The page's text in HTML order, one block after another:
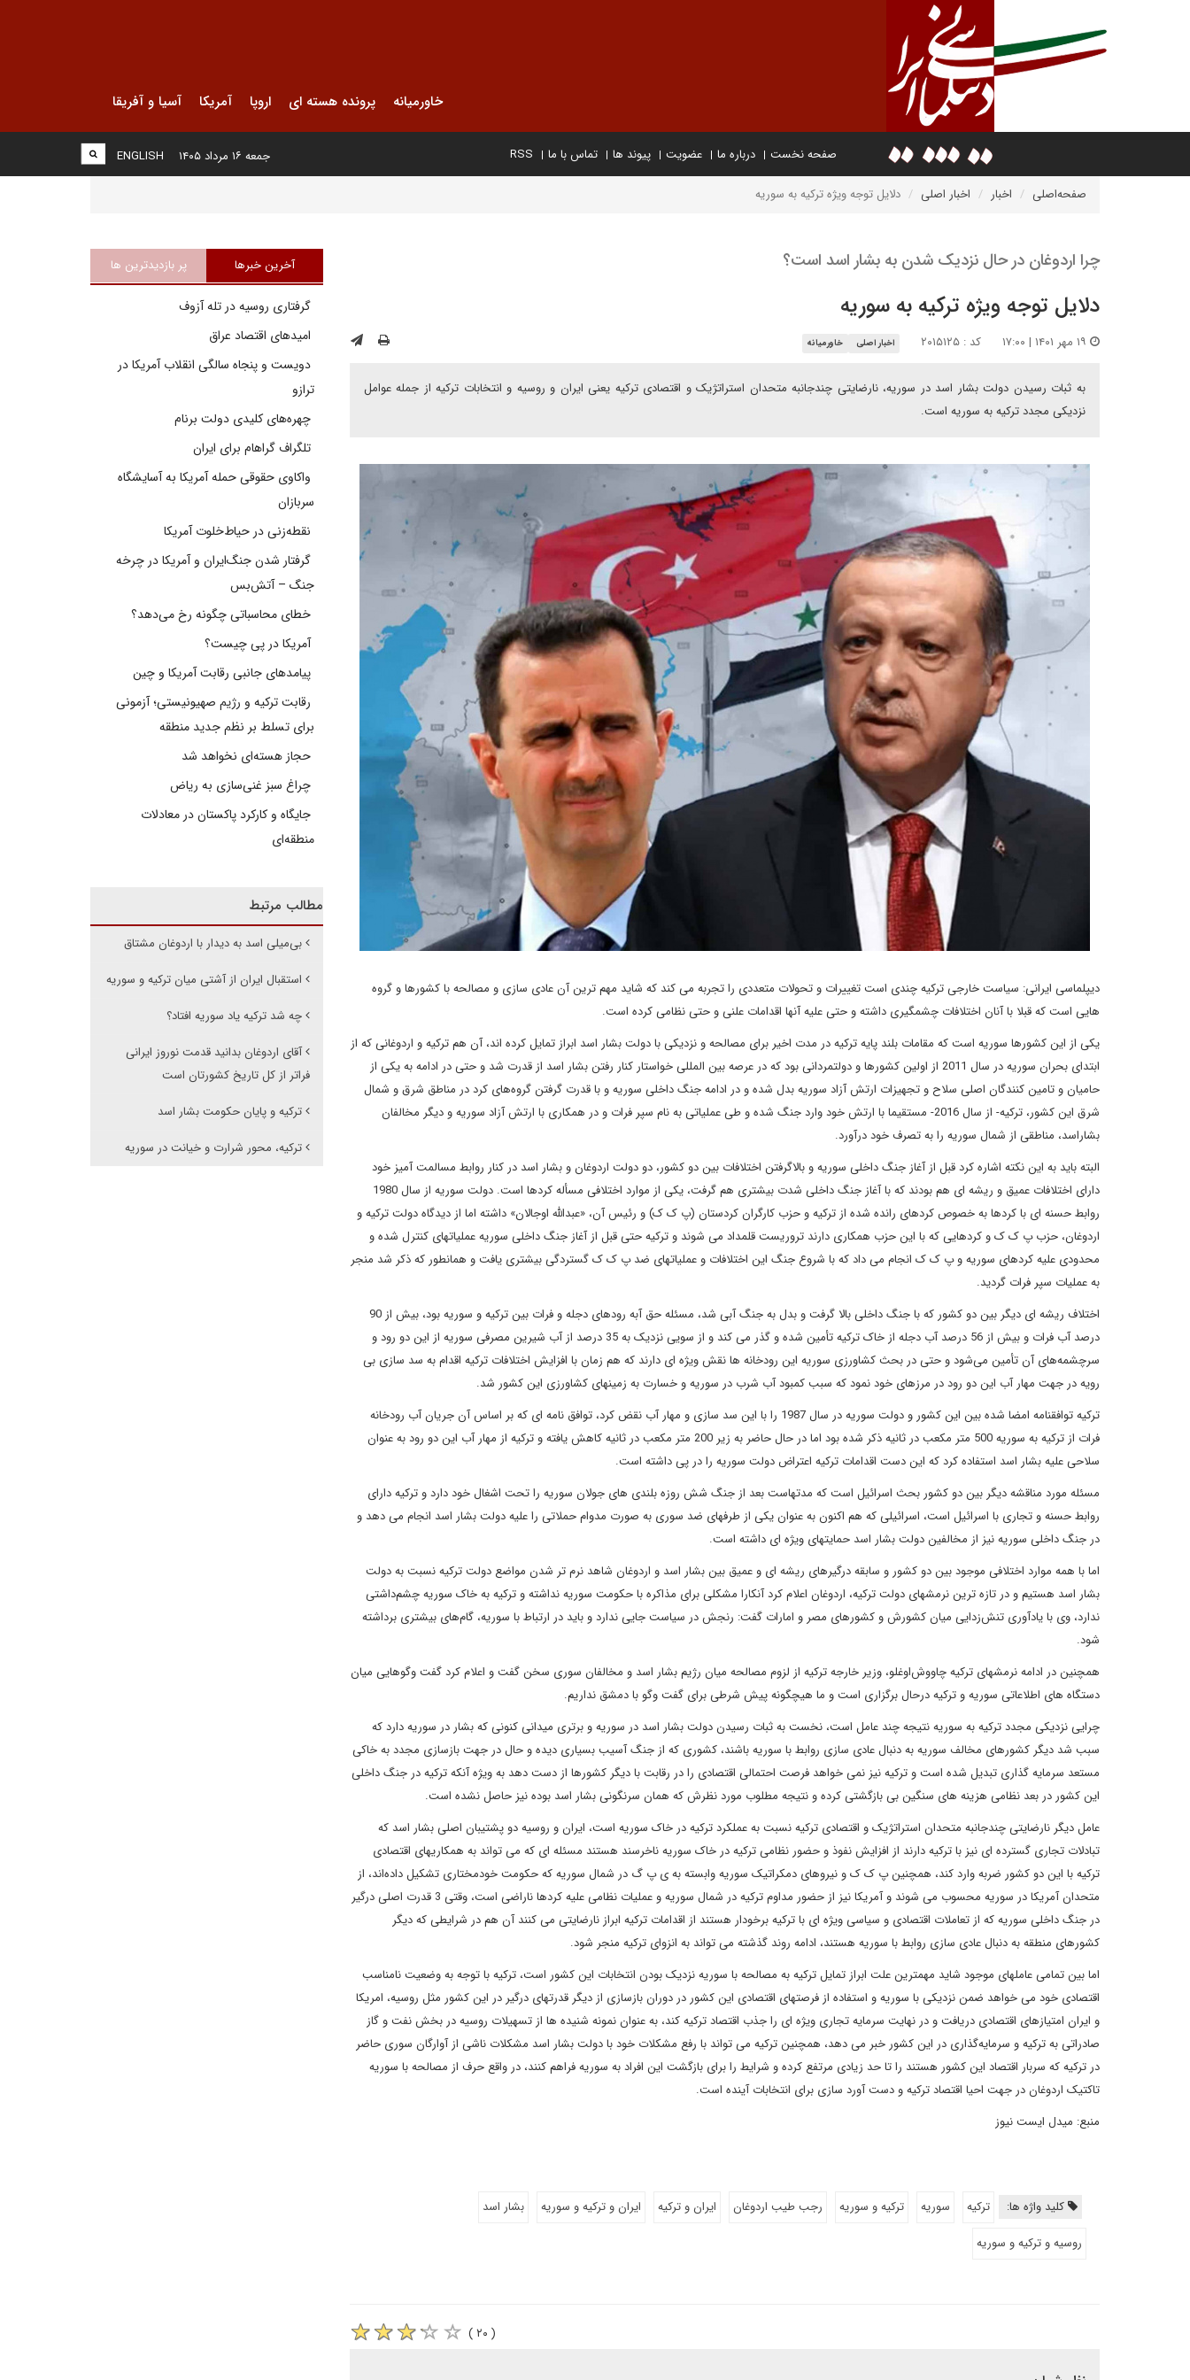
خاورمیانه پرونده هسته ای اروپا آمریکا آسیا و آفریقا
صفحه نخست درباره ما عضویت پیوند ها تماس با ما RSS
ENGLISH جمعه ۱۶ مرداد ۱۴۰۵
صفحه‌اصلی اخبار اخبار اصلی دلایل توجه ویژه ترکیه به سوریه
چرا اردوغان در حال نزدیک شدن به بشار اسد است؟
دلایل توجه ویژه ترکیه به سوریه
کد : ۲۰۱۵۱۲۵ اخبار اصلی خاورمیانه
به ثبات رسیدن دولت بشار اسد در سوریه، نارضایتی چندجانبه متحدان استراتژیک و اقتصادی ترکیه یعنی ایران و روسیه و انتخابات ترکیه از جمله عوامل
نزدیکی مجدد ترکیه به سوریه است.
دیپلماسی ایرانی: سیاست خارجی ترکیه چندی است تغییرات و تحولات متعددی را تجربه می کند که شاید مهم ترین آن عادی سازی و مصالحه با کشورها و گروه
هایی است که قبلا با آنان اختلافات چشمگیری داشته و حتی علیه آنها اقدامات علنی و حتی نظامی کرده است.
یکی از این کشورها سوریه است که مقامات بلند پایه ترکیه در مدت اخیر برای مصالحه و نزدیکی با دولت بشار اسد ابراز تمایل کرده اند، آن هم ترکیه و اردوغانی که از
ابتدای بحران سوریه در سال 2011 از اولین کشورها و دولتمردانی بود که در عرصه بین المللی خواستار کنار رفتن بشار اسد از قدرت شد و حتی در ادامه به یکی از
حامیان و تامین کنندگان اصلی سلاح و تجهیزات ارتش آزاد سوریه بدل شده و در ادامه جنگ داخلی سوریه و با قدرت گرفتن گروه‌های کرد در مناطق شرق و شمال
شرق این کشور، ترکیه- از سال 2016- مستقیما با ارتش خود وارد جنگ شده و طی عملیاتی به نام سپر فرات و در همکاری با ارتش آزاد سوریه و دیگر مخالفان
بشاراسد، مناطقی از شمال سوریه را به تصرف خود درآورد.
البته باید به این نکته اشاره کرد قبل از آغاز جنگ داخلی سوریه و بالاگرفتن اختلافات بین دو کشور، دو دولت اردوغان و بشار اسد در کنار روابط مسالمت آمیز خود
دارای اختلافات عمیق و ریشه ای هم بودند که با آغاز جنگ داخلی شدت بیشتری هم گرفت، یکی از موارد اختلافی مسأله کردها است. دولت سوریه از سال 1980
روابط حسنه ای با کردها به خصوص کردهای رانده شده از ترکیه و حزب کارگران کردستان (پ ک ک) و رئیس آن، «عبدالله اوجالان» داشته اما از دیدگاه دولت ترکیه و
اردوغان، حزب پ ک ک و کردهایی که با این حزب همکاری دارند تروریست قلمداد می شوند و ترکیه حتی قبل از آغاز جنگ داخلی سوریه عملیاتهای کنترل شده و
محدودی علیه کردهای سوریه و پ ک ک انجام می داد که با شروع جنگ این اختلافات و عملیاتهای ضد پ ک ک گستردگی بیشتری یافت و همانطور که ذکر شد منجر
به عملیات سپر فرات گردید.
اختلاف ریشه ای دیگر بین دو کشور که با جنگ داخلی بالا گرفت و بدل به جنگ آبی شد، مسئله حق آبه رود‌های دجله و فرات بین ترکیه و سوریه بود، بیش از 90
درصد آب فرات و بیش از 56 درصد آب دجله از خاک ترکیه تأمین شده و گذر می کند و از سویی نزدیک به 35 درصد از آب شیرین مصرفی سوریه از این دو رود و
سرچشمه‌های آن تأمین می‌شود و حتی در بحث کشاورزی سوریه این رودخانه ها نقش ویژه ای دارند که هم زمان با افزایش اختلافات ترکیه اقدام به سد سازی بی
رویه در جهت مهار آب این دو رود در مرزهای خود نمود که سبب کمبود آب شرب در سوریه و خسارت به زمینهای کشاورزی این کشور شد.
ترکیه توافقنامه امضا شده بین این کشور و دولت سوریه در سال 1987 را با این سد سازی و مهار آب نقض کرد، توافق نامه ای که بر اساس آن جریان آب رودخانه
فرات از ترکیه به سوریه 500 متر مکعب در ثانیه ذکر شده بود اما در حال حاضر به زیر 200 متر مکعب در ثانیه کاهش یافته و ترکیه از مهار آب این دو رود به عنوان
سلاحی علیه بشار اسد استفاده کرد که این دست اقدامات ترکیه اعتراض دولت سوریه را در پی داشته است.
مسئله مورد مناقشه دیگر بین دو کشور بحث اسرائیل است که مدتهاست بعد از جنگ شش روزه بلندی های جولان سوریه را تحت اشغال خود دارد و ترکیه دارای
روابط حسنه و تجاری با اسرائیل است، اسرائیلی که هم اکنون به عنوان یکی از طرفهای ضد سوری به صورت مدوام حملاتی را علیه دولت بشار اسد انجام می دهد و
در جنگ داخلی سوریه نیز از مخالفین دولت بشار اسد حمایتهای ویژه ای داشته است.
اما با همه موارد اختلافی موجود بین دو کشور و سابقه درگیرهای ریشه ای و عمیق بین بشار اسد و اردوغان شاهد نرم تر شدن مواضع دولت ترکیه نسبت به دولت
بشار اسد هستیم و در تازه ترین نرمشهای دولت ترکیه، اردوغان اعلام کرد آنکارا مشکلی برای مذاکره با حکومت سوریه نداشته و ترکیه به خاک سوریه چشم‌داشتی
ندارد، وی با یادآوری تنش‌زدایی میان کشورش و کشورهای مصر و امارات گفت: رنجش در سیاست جایی ندارد و باید در ارتباط با سوریه، گام‌های بیشتری برداشته
شود.
همچنین در ادامه نرمشهای ترکیه چاووش‌اوغلو، وزیر خارجه ترکیه از لزوم مصالحه میان رژیم بشار اسد و مخالفان سوری سخن گفت و اعلام کرد گفت وگوهایی میان
دستگاه های اطلاعاتی سوریه و ترکیه درحال برگزاری است و ما هیچگونه پیش شرطی برای گفت وگو با دمشق نداریم.
چرایی نزدیکی مجدد ترکیه به سوریه نتیجه چند عامل است، نخست به ثبات رسیدن دولت بشار اسد در سوریه و برتری میدانی کنونی که بشار در سوریه دارد که
سبب شد دیگر کشورهای مخالف سوریه به دنبال عادی سازی روابط با سوریه باشند، کشوری که از جنگ آسیب بسیاری دیده و حال در جهت بازسازی مجدد به خاکی
مستعد سرمایه گذاری تبدیل شده است و ترکیه نیز نمی خواهد فرصت احتمالی اقتصادی را در رقابت با دیگر کشورها از دست دهد به ویژه آنکه ترکیه در جنگ داخلی
این کشور در بعد نظامی هزینه های سنگین بی بازگشتی کرده و نتیجه مطلوب مورد نظرش که همان سرنگونی بشار اسد بوده نیز حاصل نشده است.
عامل دیگر نارضایتی چندجانبه متحدان استراتژیک و اقتصادی ترکیه نسبت به عملکرد ترکیه در خاک سوریه است، ایران و روسیه دو پشتیبان اصلی بشار اسد که
تبادلات تجاری گسترده ای نیز با ترکیه دارند از افزایش نفوذ و حضور نظامی ترکیه در خاک سوریه ناخرسند هستند مسئله ای که می تواند به همکاریهای اقتصادی
ترکیه با این دو کشور ضربه وارد کند، همچنین پ ک ک و نیروهای دمکراتیک سوریه وابسته به ی پ گ در شمال سوریه که حکومت خودمختاری تشکیل داده‌اند، از
متحدان آمریکا در سوریه محسوب می شوند و آمریکا نیز از حضور مداوم ترکیه در شمال سوریه و عملیات نظامی علیه کردها ناراضی است، وقتی 3 قدرت اصلی درگیر
در جنگ داخلی سوریه که از تعاملات اقتصادی و سیاسی ویژه ای با ترکیه برخودار هستند از اقدامات ترکیه ابراز نارضایتی می کنند آن هم در شرایطی که دیگر
کشورهای منطقه به دنبال عادی سازی روابط با سوریه هستند، ادامه روند گذشته می تواند به انزوای ترکیه منجر شود.
اما بین تمامی عاملهای موجود شاید مهمترین علت ابراز تمایل ترکیه به مصالحه با سوریه نزدیک بودن انتخابات این کشور است، ترکیه با توجه به وضعیت نامناسب
اقتصادی خود می خواهد ضمن نزدیکی با سوریه و استفاده از فرصتهای اقتصادی این کشور در دوران بازسازی از دیگر قدرتهای درگیر در این کشور مثل روسیه، امریکا
و ایران امتیازهای اقتصادی دریافت و در نهایت سرمایه تجاری ویژه ای را جذب اقتصاد ترکیه کند، به عنوان نمونه شنیده ها از تسهیلات روسیه در بخش نفت و گاز
صادراتی به ترکیه و سرمایه‌گذاری در این کشور خبر می دهد، همچنین ترکیه می تواند با رفع مشکلات خود با دولت بشار اسد مشکلات ناشی از آوارگان سوری حاضر
در ترکیه که سربار اقتصاد این کشور هستند را تا حد زیادی مرتفع کرده و شرایط را برای بازگشت این افراد به سوریه فراهم کنند، در واقع حرف از مصالحه با سوریه
تاکتیک اردوغان در جهت احیا اقتصاد ترکیه و دست آورد سازی برای انتخابات آینده است.
منبع: میدل ایست نیوز
کلید واژه ها: ترکیه سوریه ترکیه و سوریه رجب طیب اردوغان ایران و ترکیه ایران و ترکیه و سوریه
بشار اسد
روسیه و ترکیه و سوریه
( ۲۰ )
آخرین خبرها پر بازدیدترین ها
گرفتاری روسیه در تله آزوف
امیدهای اقتصاد عراق
دویست و پنجاه سالگی انقلاب آمریکا در
ترازو
چهره‌های کلیدی دولت برنام
تلگراف گراهام برای ایران
واکاوی حقوقی حمله آمریکا به آسایشگاه
سربازان
نقطه‌زنی در حیاط‌خلوت آمریکا
گرفتار شدن جنگ‌ایران و آمریکا در چرخه
جنگ – آتش‌بس
خطای محاسباتی چگونه رخ می‌دهد؟
آمریکا در پی چیست؟
پیامدهای جانبی رقابت آمریکا و چین
رقابت ترکیه و رژیم صهیونیستی؛ آزمونی
برای تسلط بر نظم جدید منطقه
حجاز هسته‌ای نخواهد شد
چراغ سبز غنی‌سازی به ریاض
جایگاه و کارکرد پاکستان در معادلات
منطقه‌ای
مطالب مرتبط
بی‌میلی اسد به دیدار با اردوغان مشتاق
استقبال ایران از آشتی میان ترکیه و سوریه
چه شد ترکیه یاد سوریه افتاد؟
آقای اردوغان بدانید قدمت نوروز ایرانی
فراتر از کل تاریخ کشورتان است
ترکیه و پایان حکومت بشار اسد
ترکیه، محور شرارت و خیانت در سوریه